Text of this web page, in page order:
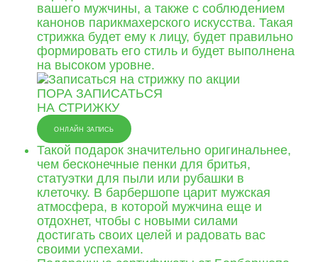
вашего мужчины, а также с соблюдением
канонов парикмахерского искусства. Такая
стрижка будет ему к лицу, будет правильно
формировать его стиль и будет выполнена
на высоком уровне.
ПОРА ЗАПИСАТЬСЯ
НА СТРИЖКУ
ОНЛАЙН ЗАПИСЬ
Такой подарок значительно оригинальнее,
чем бесконечные пенки для бритья,
статуэтки для пыли или рубашки в
клеточку. В барбершопе царит мужская
атмосфера, в которой мужчина еще и
отдохнет, чтобы с новыми силами
достигать своих целей и радовать вас
своими успехами.